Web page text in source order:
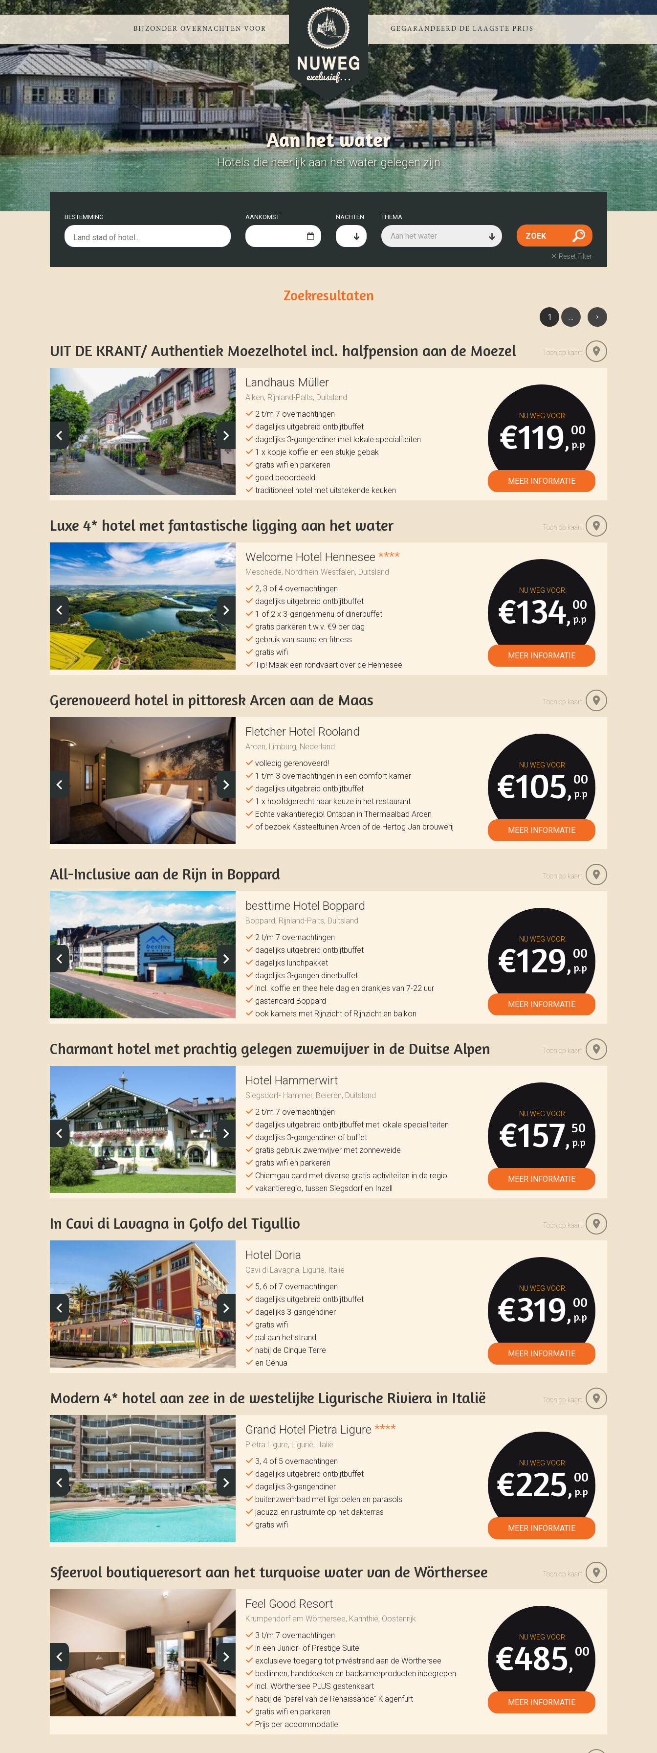
BIJZONDER OVERNACHTEN VOOR GEGARANDEERD DE LAAGSTE PRIJS
Aan het water
Hotels die heerlijk aan het water gelegen zijn
BESTEMMING AANKOMST NACHTEN THEMA
Aan het water
Reset Filter
Zoekresultaten
1 …
UIT DE KRANT/ Authentiek Moezelhotel incl. halfpension aan de Moezel Toon op kaart
Landhaus Müller
Alken, Rijnland-Palts, Duitsland
2 t/m 7 overnachtingen
dagelijks uitgebreid ontbijtbuffet
dagelijks 3-gangendiner met lokale specialiteiten
1 x kopje koffie en een stukje gebak
gratis wifi en parkeren
goed beoordeeld
traditioneel hotel met uitstekende keuken
€119,
00
Luxe 4* hotel met fantastische ligging aan het water Toon op kaart
Welcome Hotel Hennesee ****
Meschede, Nordrhein-Westfalen, Duitsland
2, 3 of 4 overnachtingen
dagelijks uitgebreid ontbijtbuffet
1 of 2 x 3-gangenmenu of dinerbuffet
gratis parkeren t.w.v. €9 per dag
gebruik van sauna en fitness
gratis wifi
Tip! Maak een rondvaart over de Hennesee
€134,
00
Gerenoveerd hotel in pittoresk Arcen aan de Maas Toon op kaart
Fletcher Hotel Rooland
Arcen, Limburg, Nederland
volledig gerenoveerd!
1 t/m 3 overnachtingen in een comfort kamer
dagelijks uitgebreid ontbijtbuffet
1 x hoofdgerecht naar keuze in het restaurant
Echte vakantieregio! Ontspan in Thermaalbad Arcen
of bezoek Kasteeltuinen Arcen of de Hertog Jan brouwerij
€105,
00
All-Inclusive aan de Rijn in Boppard Toon op kaart
besttime Hotel Boppard
Boppard, Rijnland-Palts, Duitsland
2 t/m 7 overnachtingen
dagelijks uitgebreid ontbijtbuffet
dagelijks lunchpakket
dagelijks 3-gangen dinerbuffet
incl. koffie en thee hele dag en drankjes van 7-22 uur
gastencard Boppard
ook kamers met Rijnzicht of Rijnzicht en balkon
€129,
00
Charmant hotel met prachtig gelegen zwemvijver in de Duitse Alpen Toon op kaart
Hotel Hammerwirt
Siegsdorf- Hammer, Beieren, Duitsland
2 t/m 7 overnachtingen
dagelijks uitgebreid ontbijtbuffet met lokale specialiteiten
dagelijks 3-gangendiner of buffet
gratis gebruik zwemvijver met zonneweide
gratis wifi en parkeren
Chiemgau card met diverse gratis activiteiten in de regio
vakantieregio, tussen Siegsdorf en Inzell
€157,
50
In Cavi di Lavagna in Golfo del Tigullio Toon op kaart
Hotel Doria
Cavi di Lavagna, Ligurië, Italië
5, 6 of 7 overnachtingen
dagelijks uitgebreid ontbijtbuffet
dagelijks 3-gangendiner
gratis wifi
pal aan het strand
nabij de Cinque Terre
en Genua
€319,
00
Modern 4* hotel aan zee in de westelijke Ligurische Riviera in Italië Toon op kaart
Grand Hotel Pietra Ligure ****
Pietra Ligure, Ligurië, Italië
3, 4 of 5 overnachtingen
dagelijks uitgebreid ontbijtbuffet
dagelijks 3-gangendiner
buitenzwembad met ligstoelen en parasols
jacuzzi en rustruimte op het dakterras
gratis wifi
€225,
00
Sfeervol boutiqueresort aan het turquoise water van de Wörthersee Toon op kaart
Feel Good Resort
Krumpendorf am Wörthersee, Karinthië, Oostenrijk
3 t/m 7 overnachtingen
in een Junior- of Prestige Suite
exclusieve toegang tot privéstrand aan de Wörthersee
bedlinnen, handdoeken en badkamerproducten inbegrepen
incl. Wörthersee PLUS gastenkaart
nabij de "parel van de Renaissance" Klagenfurt
gratis wifi en parkeren
Prijs per accommodatie
€485,
00